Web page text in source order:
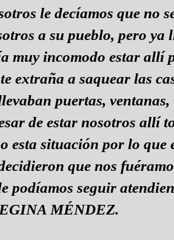
le decíamos que no
a su pueblo, pero ya
muy incomodo estar allí
extraña a saquear las
puertas,
de estar nosotros allí
esta situación por lo que
que nos
podíamos seguir
MÉNDEZ.